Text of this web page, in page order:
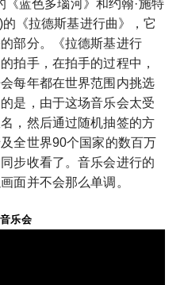
蓝色多瑙河》和约翰·施特
《拉德斯基进行曲》，它
部分。《拉德斯基进行
拍手，在拍手的过程中，
每年都在世界范围内挑选
是，由于这场音乐会太受
，然后通过随机抽签的方
全世界90个国家的数百万
步收看了。音乐会进行的
面并不会那么单调。
乐会